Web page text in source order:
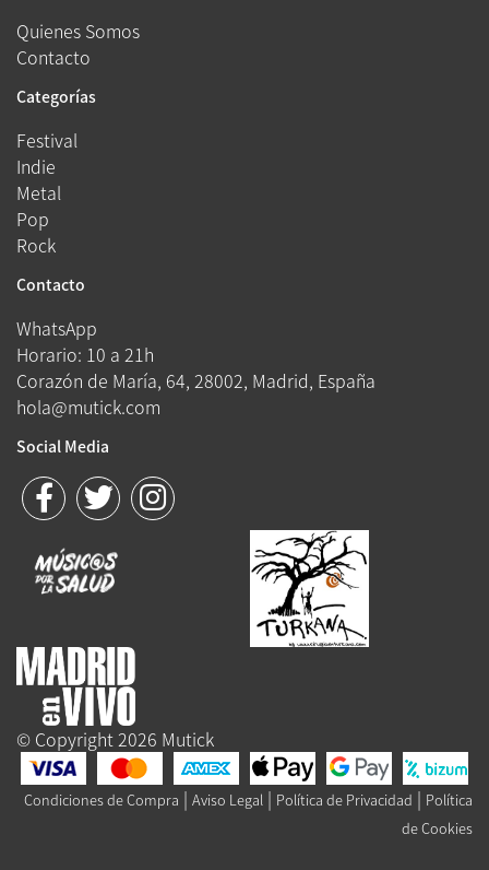
Quienes Somos
Contacto
Categorías
Festival
Indie
Metal
Pop
Rock
Contacto
WhatsApp
Horario: 10 a 21h
Corazón de María, 64, 28002, Madrid, España
hola@mutick.com
Social Media
© Copyright 2026 Mutick
Condiciones de Compra | Aviso Legal | Política de Privacidad | Política
de Cookies